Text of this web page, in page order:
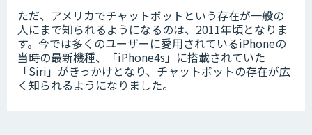
ただ、アメリカでチャットボットという存在が一般の
人にまで知られるようになるのは、2011年頃となりま
す。今では多くのユーザーに愛用されているiPhoneの
当時の最新機種、「iPhone4s」に搭載されていた
「Siri」がきっかけとなり、チャットボットの存在が広
く知られるようになりました。